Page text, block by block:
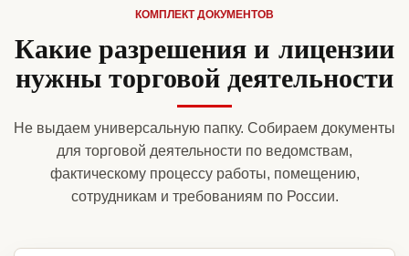
КОМПЛЕКТ ДОКУМЕНТОВ
Какие разрешения и лицензии
нужны торговой деятельности
Не выдаем универсальную папку. Собираем документы
для торговой деятельности по ведомствам,
фактическому процессу работы, помещению,
сотрудникам и требованиям по России.